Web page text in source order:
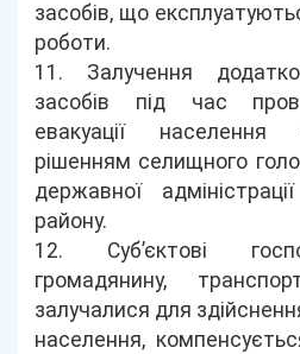
засобів, що
роботи.
11. Залучення
засобів під час
евакуації населення
рішенням селищного
державної
району.
12. Суб’єктові
громадянину,
залучалися для
населення,